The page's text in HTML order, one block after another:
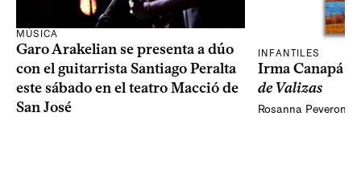
MÚSICA
Garo Arakelian se presenta a dúo
con el guitarrista Santiago Peralta
este sábado en el teatro Macció de
San José
INFANTILES
Irma Canapá
de Valizas
Rosanna Peveroni